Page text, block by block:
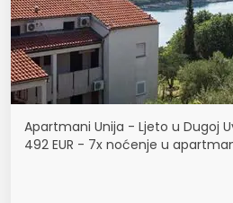
Apartmani Unija - Ljeto u Dugoj
492 EUR - 7x noćenje u